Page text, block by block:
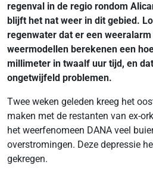
regenval in de regio rondom
blijft het nat weer in dit gebied.
regenwater dat er een
weermodellen berekenen een
millimeter in twaalf uur tijd, en
ongetwijfeld problemen.
Twee weken geleden kreeg het
maken met de restanten van ex-
het weerfenomeen DANA veel
overstromingen. Deze depressie
gekregen.